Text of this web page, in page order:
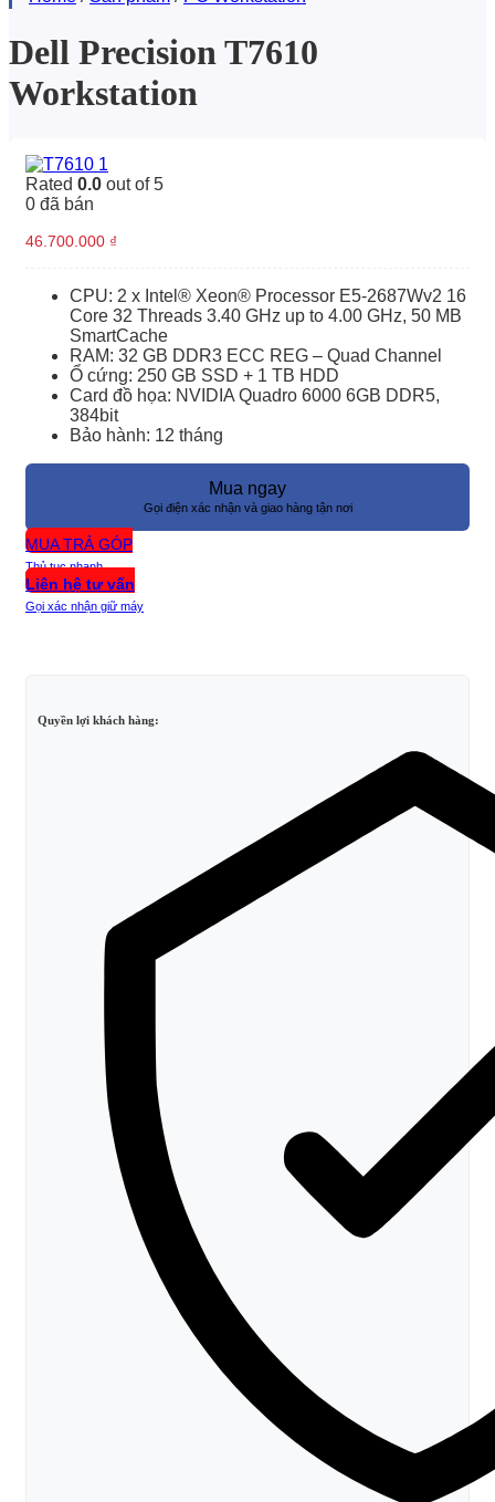
Dell Precision T7610
Workstation
Rated 0.0 out of 5
0 đã bán
46.700.000 ₫
CPU: 2 x Intel® Xeon® Processor E5-2687Wv2 16
Core 32 Threads 3.40 GHz up to 4.00 GHz, 50 MB
SmartCache
RAM: 32 GB DDR3 ECC REG – Quad Channel
Ổ cứng: 250 GB SSD + 1 TB HDD
Card đồ họa: NVIDIA Quadro 6000 6GB DDR5,
384bit
Bảo hành: 12 tháng
Mua ngay
Gọi điện xác nhận và giao hàng tận nơi
MUA TRẢ GÓP
Thủ tục nhanh
Liên hệ tư vấn
Gọi xác nhận giữ máy
Quyền lợi khách hàng: